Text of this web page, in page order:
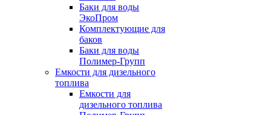
Баки для воды
ЭкоПром
Комплектующие для
баков
Баки для воды
Полимер-Групп
Емкости для дизельного
топлива
Емкости для
дизельного топлива